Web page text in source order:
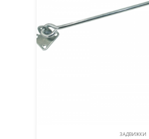
ЗАДВИЖКИ